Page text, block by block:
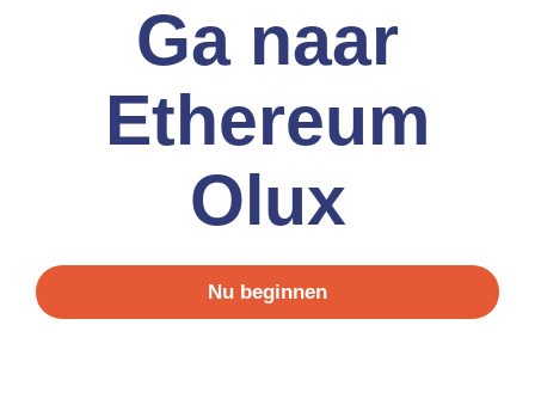
Ga naar
Ethereum
Olux
Nu beginnen